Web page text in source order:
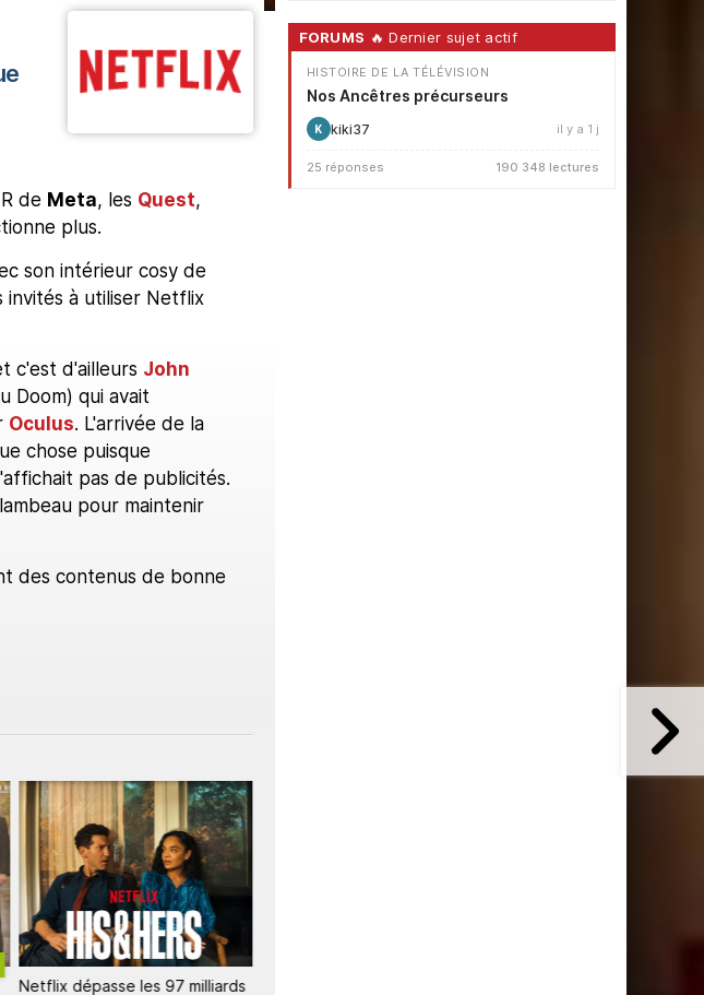
de Meta, les Quest,
plus.
son intérieur cosy de
invités à utiliser Netflix
c'est d'ailleurs John
Doom) qui avait
Oculus. L'arrivée de la
chose puisque
pas de publicités.
pour maintenir
des contenus de bonne
Netflix dépasse les 97 milliards
FORUMS 🔥 Dernier sujet actif
HISTOIRE DE LA TÉLÉVISION
Nos Ancêtres précurseurs
K kiki37 il y a 1 j
25 réponses 190 348 lectures